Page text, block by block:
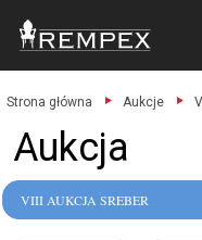
Strona główna Aukcje
Aukcja
VIII AUKCJA SREBER